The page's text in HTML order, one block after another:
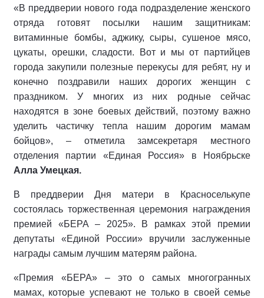
«В преддверии нового года подразделение женского
отряда готовят посылки нашим защитникам:
витаминные бомбы, аджику, сыры, сушеное мясо,
цукаты, орешки, сладости. Вот и мы от партийцев
города закупили полезные перекусы для ребят, ну и
конечно поздравили наших дорогих женщин с
праздником. У многих из них родные сейчас
находятся в зоне боевых действий, поэтому важно
уделить частичку тепла нашим дорогим мамам
бойцов», – отметила замсекретаря местного
отделения партии «Единая Россия» в Ноябрьске
Алла Умецкая.
В преддверии Дня матери в Красноселькупе
состоялась торжественная церемония награждения
премией «БЕРА – 2025». В рамках этой премии
депутаты «Единой России» вручили заслуженные
награды самым лучшим матерям района.
«Премия «БЕРА» – это о самых многогранных
мамах, которые успевают не только в своей семье